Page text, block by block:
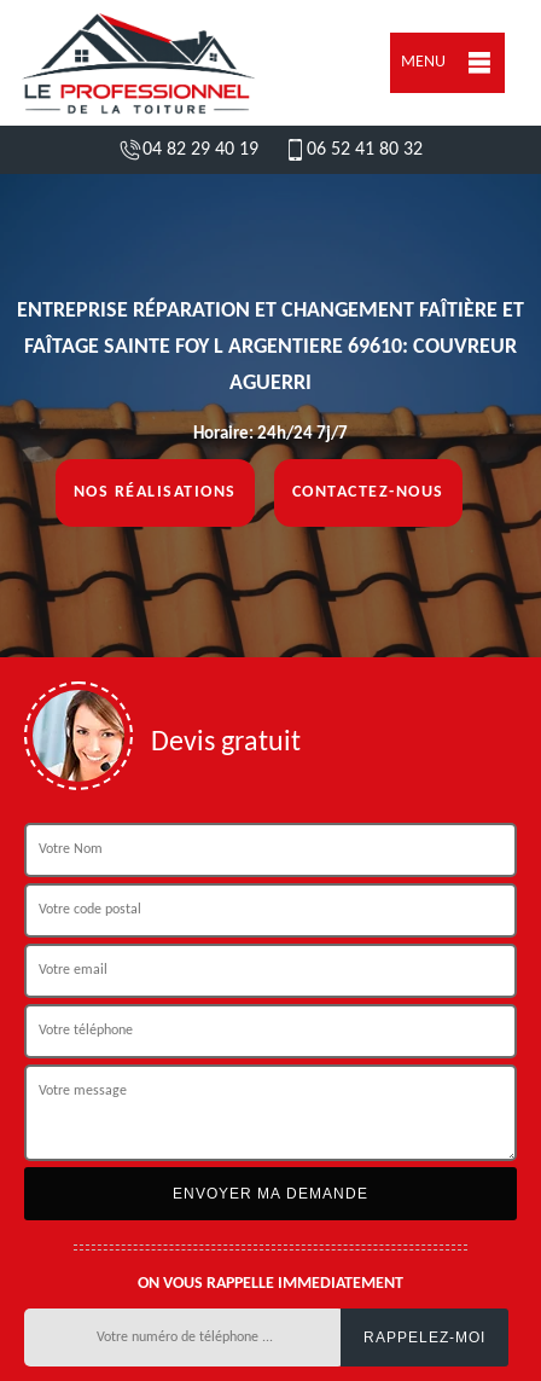
MENU
04 82 29 40 19 06 52 41 80 32
ENTREPRISE RÉPARATION ET CHANGEMENT FAÎTIÈRE ET
FAÎTAGE SAINTE FOY L ARGENTIERE 69610: COUVREUR
AGUERRI
Horaire: 24h/24 7j/7
NOS RÉALISATIONS CONTACTEZ-NOUS
Devis gratuit
ON VOUS RAPPELLE IMMEDIATEMENT